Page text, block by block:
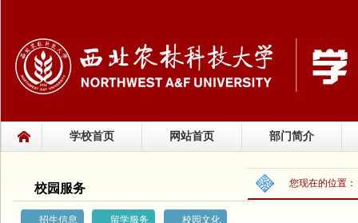
学校首页 网站首页 部门简介
校园服务
招生信息 留学服务 校园文化
您现在的位置：